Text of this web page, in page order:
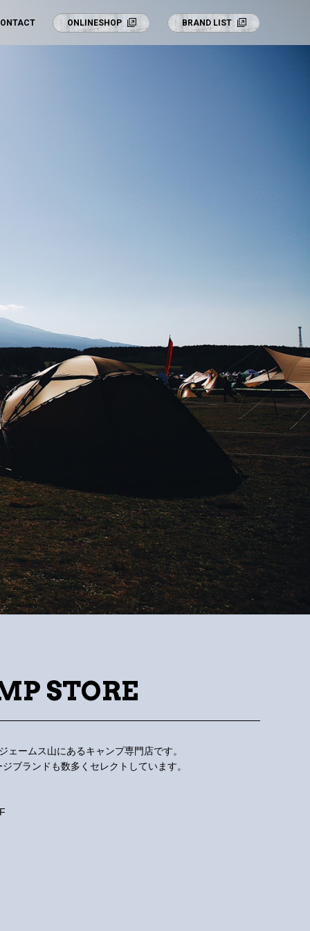
ONLINESHOP BRAND LIST
STORE
ームス山にあるキャンプ専門店です。
ブランドも数多くセレクトしています。